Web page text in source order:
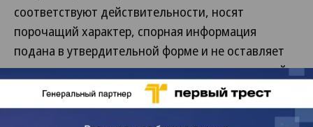
соответствуют действительности, носят
порочащий характер, спорная информация
подана в утвердительной форме и не оставляет
потенциальному читателю шанса для сомнений в
недобросовестности истца. Отзыв на уточненные
требования ответчик не предоставил.